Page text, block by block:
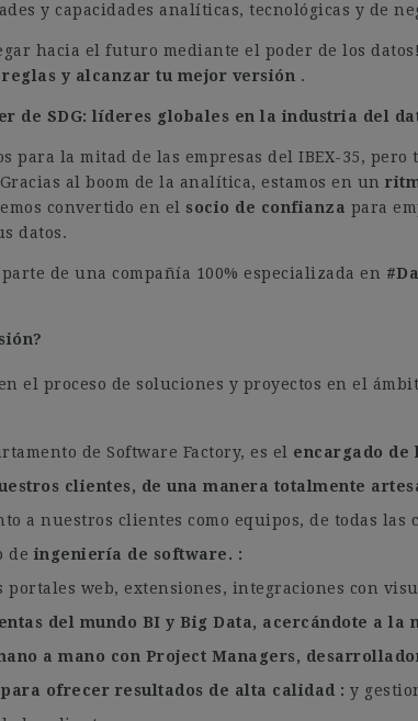
y capacidades analíticas, tecnológicas y de
hacia el futuro mediante el poder de los datos!
y alcanzar tu mejor versión .
de SDG: líderes globales en la industria del
para la mitad de las empresas del IBEX-35,
Gracias al boom de la analítica, estamos en un
convertido en el socio de confianza para
datos.
de una compañía 100% especializada en
el proceso de soluciones y proyectos en el
de Software Factory, es el encargado de
clientes, de una manera totalmente
a nuestros clientes como equipos, de todas las
de ingeniería de software.
portales web, extensiones, integraciones con
del mundo BI y Big Data, acercándote a la
a mano con Project Managers,
ofrecer resultados de alta calidad
y